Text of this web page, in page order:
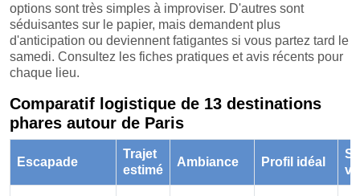
options sont très simples à improviser. D'autres sont
séduisantes sur le papier, mais demandent plus
d'anticipation ou deviennent fatigantes si vous partez tard le
samedi. Consultez les fiches pratiques et avis récents pour
chaque lieu.
Comparatif logistique de 13 destinations
phares autour de Paris
Escapade
Trajet
estimé
Ambiance Profil idéal